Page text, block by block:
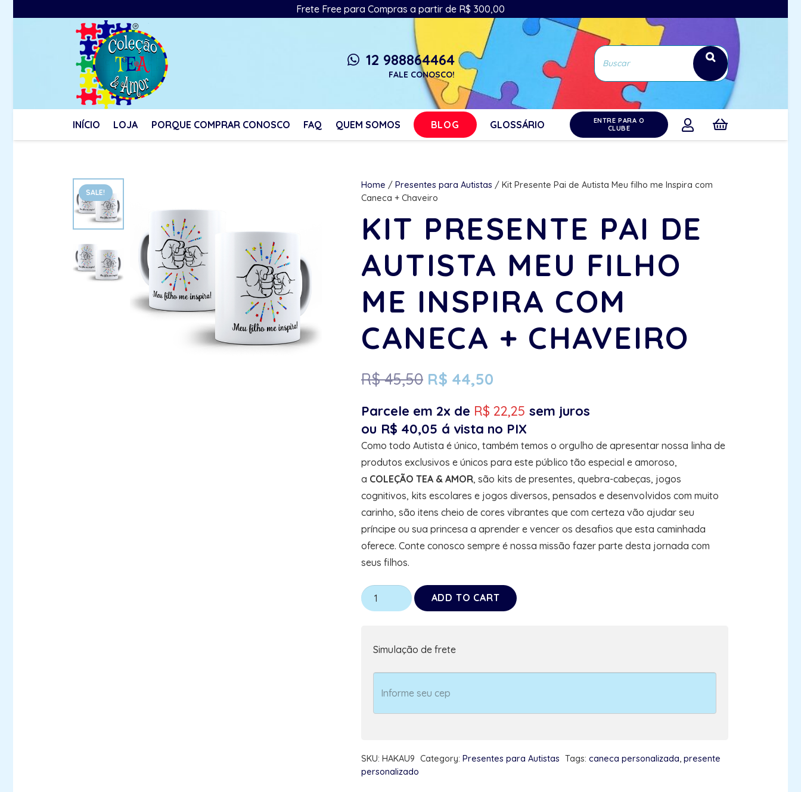
Frete Free para Compras a partir de R$ 300,00
whatsapp 12 988864464
FALE CONOSCO!
INÍCIO LOJA PORQUE COMPRAR CONOSCO FAQ QUEM SOMOS BLOG GLOSSÁRIO
ENTRE PARA O
CLUBE
SALE!
Home / Presentes para Autistas / Kit Presente Pai de Autista Meu filho me Inspira com
Caneca + Chaveiro
KIT PRESENTE PAI DE
AUTISTA MEU FILHO
ME INSPIRA COM
CANECA + CHAVEIRO
R$45,50 R$ 44,50
Parcele em 2x de R$ 22,25 sem juros
ou R$ 40,05 á vista no PIX
Como todo Autista é único, também temos o orgulho de apresentar nossa linha de
produtos exclusivos e únicos para este público tão especial e amoroso,
a COLEÇÃO TEA & AMOR, são kits de presentes, quebra-cabeças, jogos
cognitivos, kits escolares e jogos diversos, pensados e desenvolvidos com muito
carinho, são itens cheio de cores vibrantes que com certeza vão ajudar seu
príncipe ou sua princesa a aprender e vencer os desafios que esta caminhada
oferece. Conte conosco sempre é nossa missão fazer parte desta jornada com
seus filhos.
Kit
Presente
Meu
Caneca
+
ADD TO CART
Simulação de frete
SKU: HAKAU9 Category: Presentes para Autistas Tags: caneca personalizada, presente
personalizado